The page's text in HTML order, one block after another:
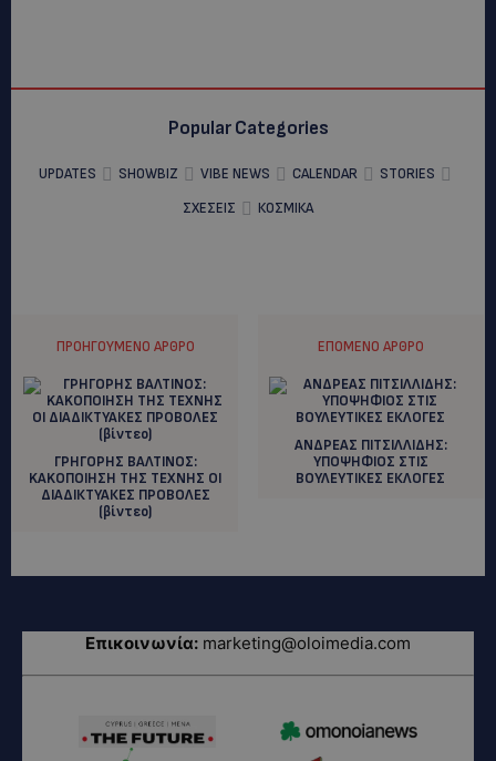
Popular Categories
UPDATES SHOWBIZ VIBE NEWS CALENDAR
STORIES
ΣΧΕΣΕΙΣ
ΚΟΣΜΙΚΑ
ΠΡΟΗΓΟΎΜΕΝΟ ΆΡΘΡΟ
ΓΡΗΓΟΡΗΣ ΒΑΛΤΙΝΟΣ:
KAKOΠΟΙΗΣΗ ΤΗΣ ΤΕΧΝΗΣ ΟΙ
ΔΙΑΔΙΚΤΥΑΚΕΣ ΠΡΟΒΟΛΕΣ
(βίντεο)
ΕΠΌΜΕΝΟ ΆΡΘΡΟ
ΑΝΔΡΕΑΣ ΠΙΤΣΙΛΛΙΔΗΣ:
YΠΟΨΗΦΙΟΣ ΣΤΙΣ
ΒΟΥΛΕΥΤΙΚΕΣ ΕΚΛΟΓΕΣ
Επικοινωνία: marketing@oloimedia.com